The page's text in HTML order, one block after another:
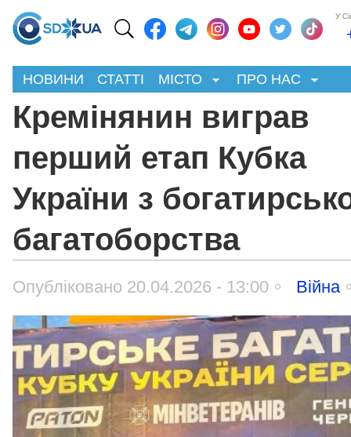
У
НОВИНИ СТАТТІ МІСТО ПРО НАС
Кремінянин виграв
перший етап Кубка
України з
багатоборства
Опубліковано 20.04.2026 - 13:00 Війна